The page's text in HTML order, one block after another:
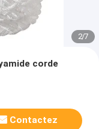
2/7
corde
Contactez